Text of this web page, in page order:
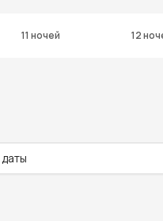
11 ночей 12